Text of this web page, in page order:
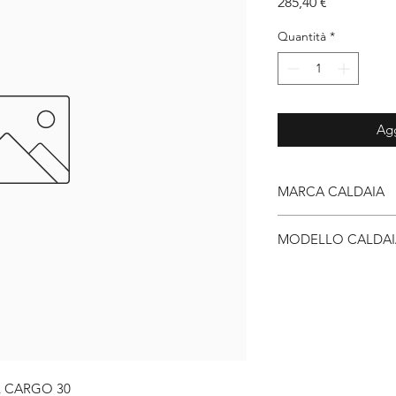
CARGO 30
Quantità *
MARCA CALDAIA
MODELLO